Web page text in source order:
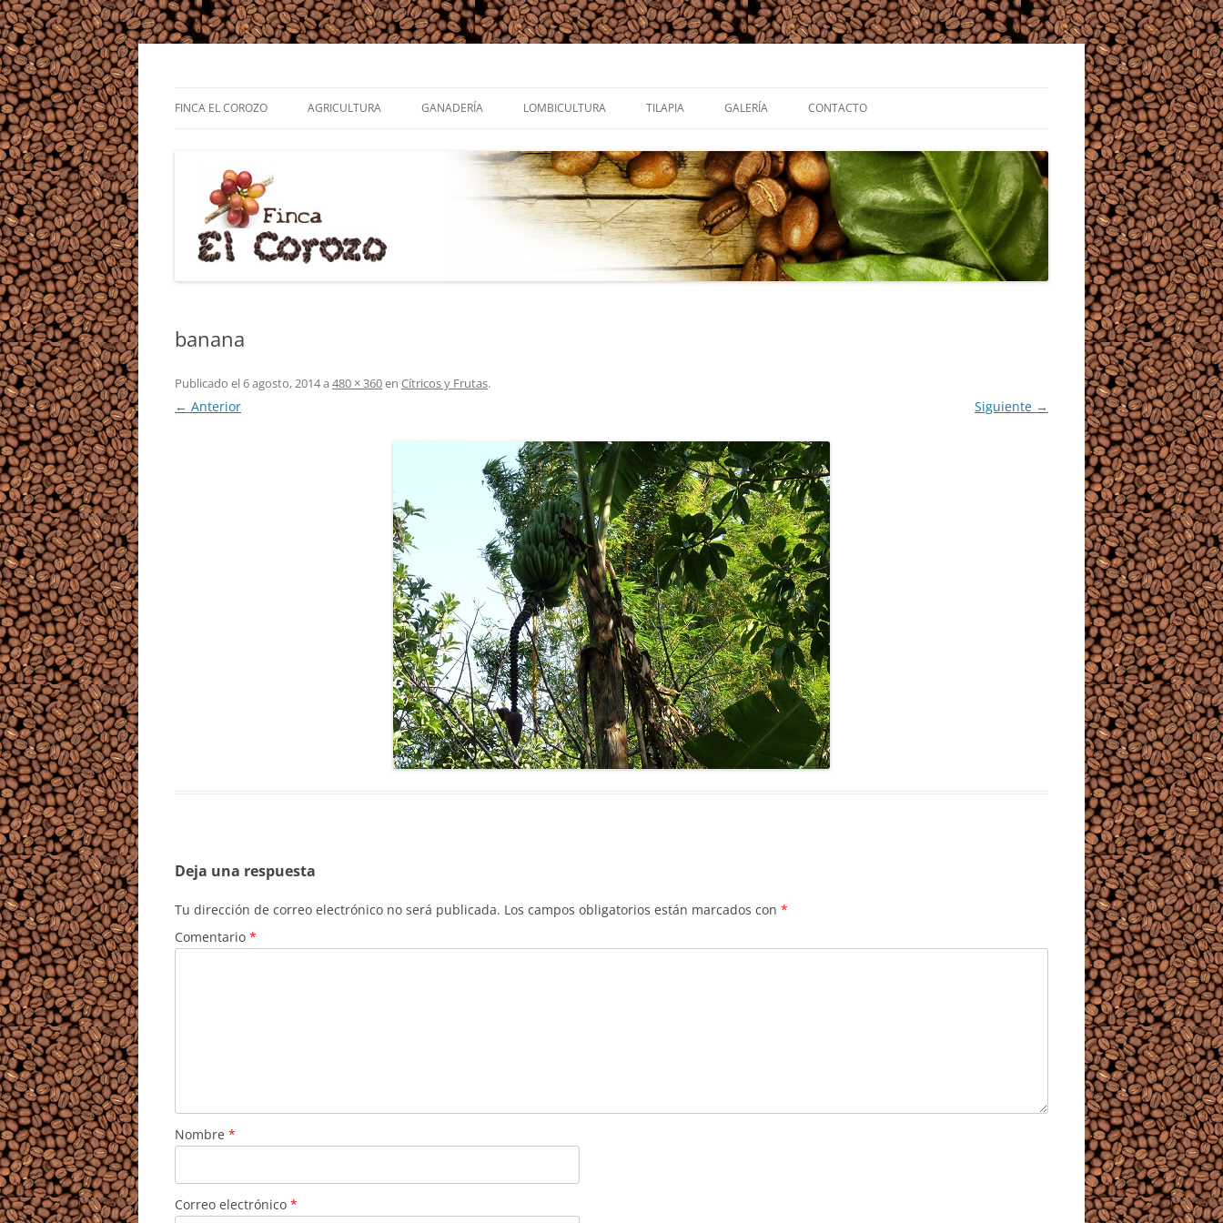
FINCA EL COROZO AGRICULTURA
ÁRBOLES Y FORESTACIÓN
ABONERAS O COMPOST
GANADERÍA
GANADO PORCINO
ENSILAJE DE PASTO
LOMBICULTURA TILAPIA GALERÍA CONTACTO
banana
Publicado el6 agosto, 2014a 480 × 360en Cítricos y Frutas.
← Anterior Siguiente →
Deja una respuesta
Tu dirección de correo electrónico no será publicada. Los campos obligatorios están marcados con *
Comentario *
Nombre *
Correo electrónico *